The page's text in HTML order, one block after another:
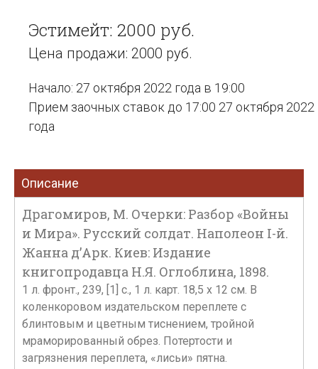
Эстимейт: 2000 руб.
Цена продажи: 2000 руб.
Начало: 27 октября 2022 года в 19:00
Прием заочных ставок до 17:00 27 октября 2022
года
Описание
Драгомиров, М. Очерки: Разбор «Войны
и Мира». Русский солдат. Наполеон I-й.
Жанна д’Арк. Киев: Издание
книгопродавца Н.Я. Оглоблина, 1898.
1 л. фронт., 239, [1] с., 1 л. карт. 18,5 х 12 см. В
коленкоровом издательском переплете с
блинтовым и цветным тиснением, тройной
мраморированный обрез. Потертости и
загрязнения переплета, «лисьи» пятна.